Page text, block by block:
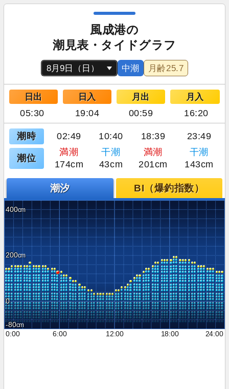
風成港の
潮見表・タイドグラフ
中潮 月齢25.7
日出 日入 月出 月入
05:30 19:04 00:59 16:20
潮時 02:49 10:40 18:39 23:49
潮位
満潮 干潮 満潮
干潮
174cm
43cm 201cm 143cm
潮汐 BI（爆釣指数）
400
200
0
-80
0:00
6:00 12:00 18:00 24:00